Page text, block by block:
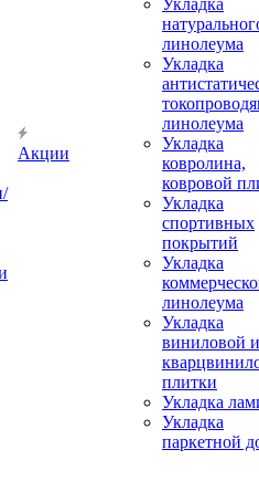
Акции
линолеума
Укладка
линолеума
Укладка
ковролина,
ковровой
Укладка
спортивных
покрытий
Укладка
линолеума
Укладка
виниловой и
плитки
Укладка
Укладка
паркетной